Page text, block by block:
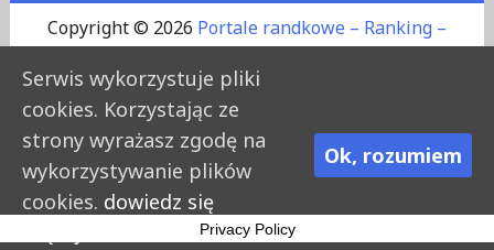
Copyright © 2026 Portale randkowe – Ranking –
Theme: The NewsMag byBishal Napit
WordPress
Polityka prywatności Cookie Policy
Serwis wykorzystuje pliki
cookies. Korzystając ze
strony wyrażasz zgodę na
wykorzystywanie plików
cookies. dowiedz się
Ok, rozumiem
Privacy Policy